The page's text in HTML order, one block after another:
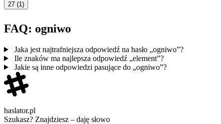
27 (1)
FAQ: ogniwo
Jaka jest najtrafniejsza odpowiedź na hasło „ogniwo”?
Ile znaków ma najlepsza odpowiedź „element”?
Jakie są inne odpowiedzi pasujące do „ogniwo”?
haslator.pl
Szukasz? Znajdziesz – daję słowo